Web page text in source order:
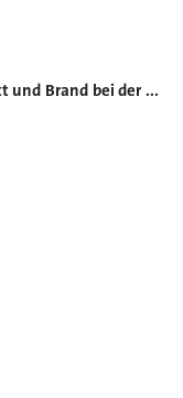
Produktaustritt und Brand bei der BASF in Ludwigshafen